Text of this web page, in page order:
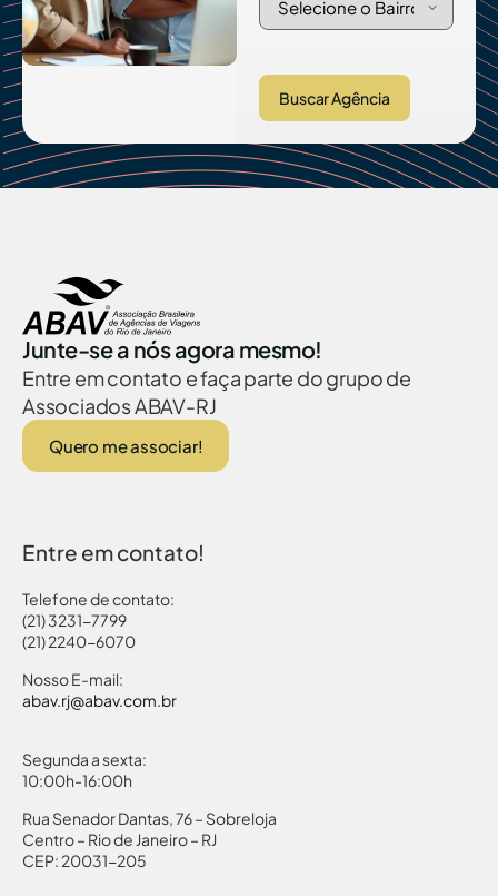
Buscar Agência
Junte-se a nós agora mesmo!
Entre em contato e faça parte do grupo de
Associados ABAV-RJ
Quero me associar!
Entre em contato!
Telefone de contato:
(21) 3231-7799
(21) 2240-6070
Nosso E-mail:
abav.rj@abav.com.br
Segunda a sexta:
10:00h-16:00h
Rua Senador Dantas, 76 – Sobreloja
Centro – Rio de Janeiro – RJ
CEP: 20031-205